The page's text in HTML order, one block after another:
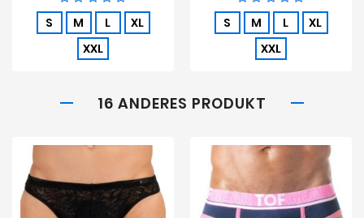
S M L
XL
XXL
S M L
XL
XXL
16 ANDERES PRODUKT